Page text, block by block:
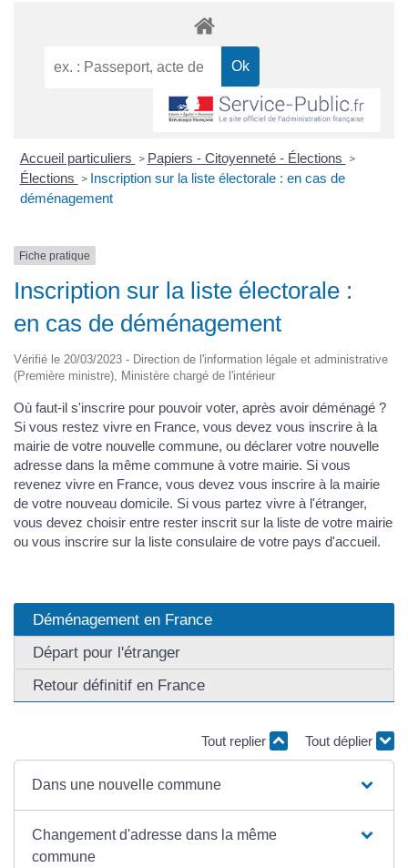
Accueil particuliers > Papiers - Citoyenneté - Élections >
Élections > Inscription sur la liste électorale : en cas de
déménagement
Fiche pratique
Inscription sur la liste électorale :
en cas de déménagement
Vérifié le 20/03/2023 - Direction de l'information légale et administrative
(Première ministre), Ministère chargé de l'intérieur
Où faut-il s'inscrire pour pouvoir voter, après avoir déménagé ?
Si vous restez vivre en France, vous devez vous inscrire à la
mairie de votre nouvelle commune, ou déclarer votre nouvelle
adresse dans la même commune à votre mairie. Si vous
revenez vivre en France, vous devez vous inscrire à la mairie
de votre nouveau domicile. Si vous partez vivre à l'étranger,
vous devez choisir entre rester inscrit sur la liste de votre mairie
ou vous inscrire sur la liste consulaire de votre pays d'accueil.
Déménagement en France
Départ pour l'étranger
Retour définitif en France
Tout replier Tout déplier
Dans une nouvelle commune
Changement d'adresse dans la même
commune